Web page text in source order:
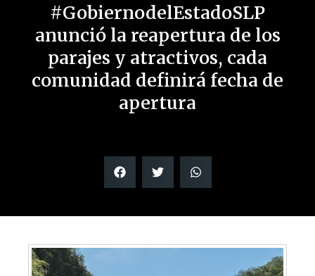
#GobiernodelEstadoSLP
anunció la reapertura de los
parajes y atractivos, cada
comunidad definirá fecha de
apertura